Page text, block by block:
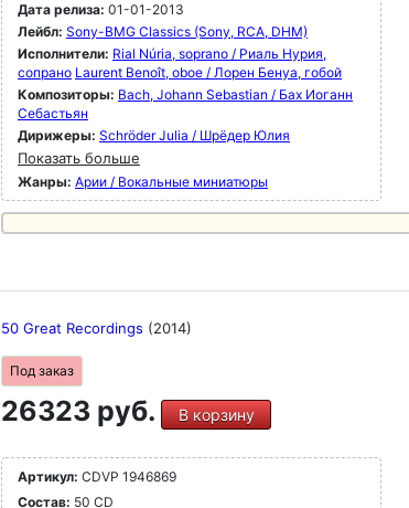
Дата релиза: 01-01-2013
Лейбл: Sony-BMG Classics (Sony, RCA, DHM)
Исполнители: Rial Núria, soprano / Риаль Нурия,
сопрано Laurent Benoît, oboe / Лорен Бенуа, гобой
Композиторы: Bach, Johann Sebastian / Бах Иоганн
Себастьян
Дирижеры: Schröder Julia / Шрёдер Юлия
Показать больше
Жанры: Арии / Вокальные миниатюры
50 Great Recordings (2014)
Под заказ
26323 руб. В корзину
Артикул: CDVP 1946869
Состав: 50 CD